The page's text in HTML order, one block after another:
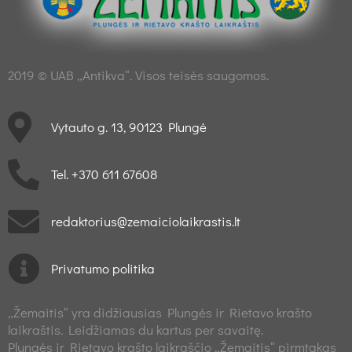
2019 © UAB „Antikva“. Visos teisės saugomos.
Vytauto g. 13, 90123 Plungė
Tel. +370 611 67608
redaktorius@zemaiciolaikrastis.lt
Privatumo politika
„Žemaitis“ yra didžiausias Plungės ir Rietavo krašto
laikraštis. Leidžiamas du kartus per savaitę.
Plungės ir Rietavo krašto laikraščio „Žemaitis“ pirmtakas